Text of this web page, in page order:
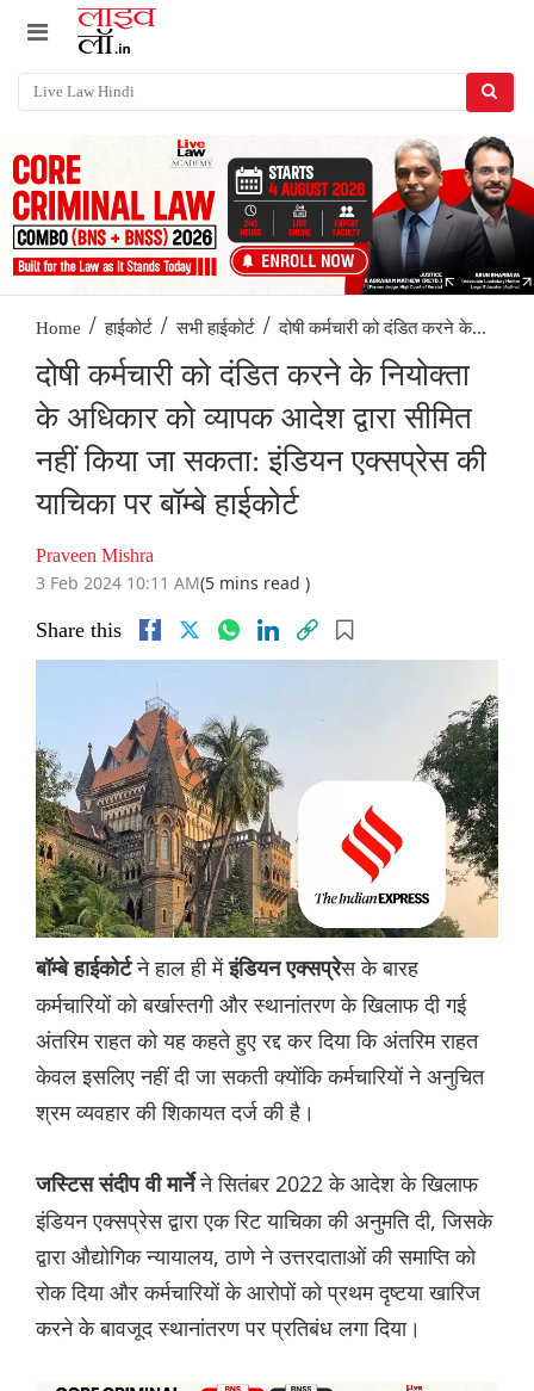
Home / हाईकोर्ट / सभी हाईकोर्ट / दोषी कर्मचारी को दंडित करने के...
दोषी कर्मचारी को दंडित करने के नियोक्ता
के अधिकार को व्यापक आदेश द्वारा सीमित
नहीं किया जा सकता: इंडियन एक्सप्रेस की
याचिका पर बॉम्बे हाईकोर्ट
Praveen Mishra
3 Feb 2024 10:11 AM(5 mins read )
Share this
बॉम्बे हाईकोर्टने हाल ही मेंइंडियन एक्सप्रेस के बारह
कर्मचारियों को बर्खास्तगी और स्थानांतरण के खिलाफ दी गई
अंतरिम राहत को यह कहते हुए रद्द कर दिया कि अंतरिम राहत
केवल इसलिए नहीं दी जा सकती क्योंकि कर्मचारियों ने अनुचित
श्रम व्यवहार की शिकायत दर्ज की है।
जस्टिस संदीप वी मार्नेने सितंबर 2022 के आदेश के खिलाफ
इंडियन एक्सप्रेस द्वारा एक रिट याचिका की अनुमति दी, जिसके
द्वारा औद्योगिक न्यायालय, ठाणे ने उत्तरदाताओं की समाप्ति को
रोक दिया और कर्मचारियों के आरोपों को प्रथम दृष्टया खारिज
करने के बावजूद स्थानांतरण पर प्रतिबंध लगा दिया।